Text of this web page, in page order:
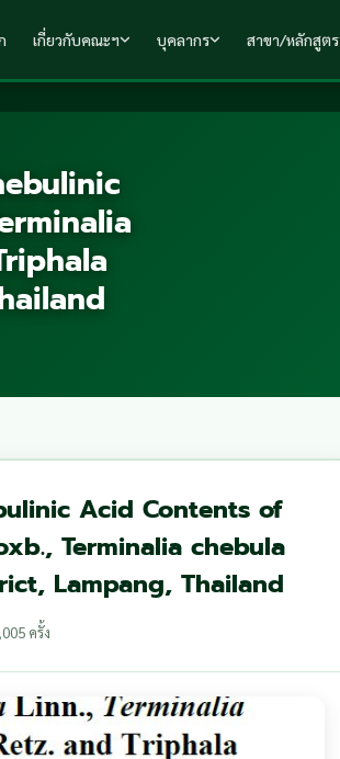
เกี่ยวกับคณะฯ บุคลากร สาขา/หลักสูตร
Acid Contents of
Terminalia chebula
Lampang, Thailand
ครั้ง